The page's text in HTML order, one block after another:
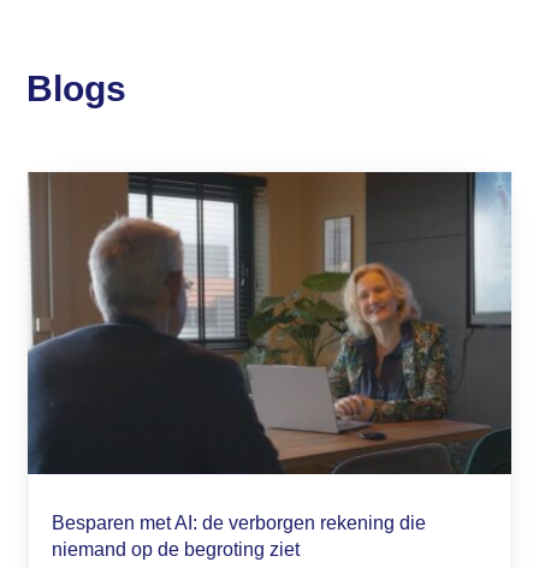
Blogs
Besparen met AI: de verborgen rekening die
niemand op de begroting ziet